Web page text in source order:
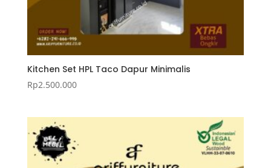
Kitchen Set HPL Taco Dapur Minimalis
Rp2.500.000